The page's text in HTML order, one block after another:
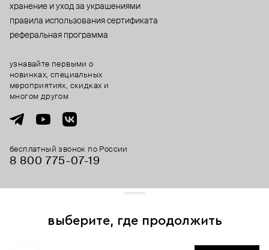
хранение и уход за украшениями
правила использования сертификата
реферальная программа
бесплатный звонок по России
8 800 775⁠-07⁠-19
узнавайте первыми о
новинках, специальных
мероприятиях, скидках и
многом другом
выберите, где продолжить